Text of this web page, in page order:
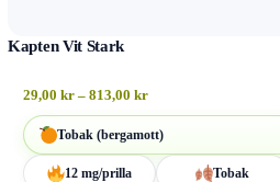
Kapten Vit Stark
29,00 kr – 813,00 kr
Tobak (bergamott)
12 mg/prilla Tobak